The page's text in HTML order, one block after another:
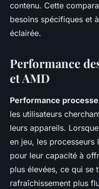
contenu. Cette
besoins spécifiques et
éclairée.
Performance
et AMD
Performance
les utilisateurs
leurs appareils.
en jeu, les processeurs
pour leur capacité à
plus élevées, ce qui se
rafraîchissement plus